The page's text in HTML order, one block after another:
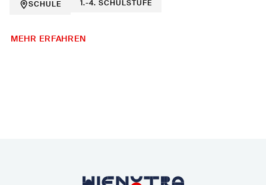
SCHULE 1.-4. SCHULSTUFE
MEHR ERFAHREN
Zurück zur Startseite